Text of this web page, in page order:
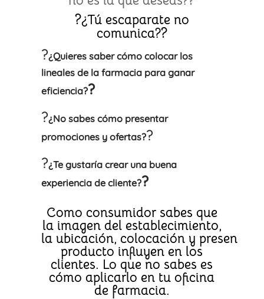
?¿Tú escaparate no
comunica??
?¿Quieres saber cómo colocar los
lineales de la farmacia para ganar
eficiencia??
?¿No sabes cómo presentar
promociones y ofertas??
?¿Te gustaría crear una buena
experiencia de cliente??
Como consumidor sabes que
la imagen del establecimiento,
la ubicación, colocación y
producto influyen en los
clientes. Lo que no sabeses
cómo aplicarlo en tu oficina
de farmacia.